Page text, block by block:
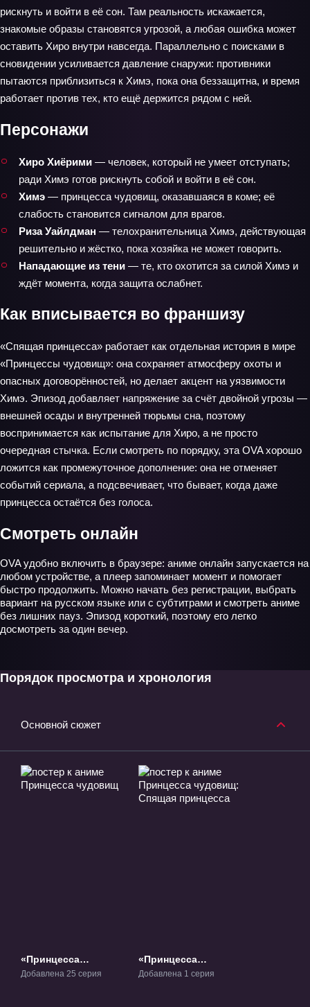
рискнуть и войти в её сон. Там реальность искажается,
знакомые образы становятся угрозой, а любая ошибка может
оставить Хиро внутри навсегда. Параллельно с поисками в
сновидении усиливается давление снаружи: противники
пытаются приблизиться к Химэ, пока она беззащитна, и время
работает против тех, кто ещё держится рядом с ней.
Персонажи
Хиро Хиёрими — человек, который не умеет отступать;
ради Химэ готов рискнуть собой и войти в её сон.
Химэ — принцесса чудовищ, оказавшаяся в коме; её
слабость становится сигналом для врагов.
Риза Уайлдман — телохранительница Химэ, действующая
решительно и жёстко, пока хозяйка не может говорить.
Нападающие из тени — те, кто охотится за силой Химэ и
ждёт момента, когда защита ослабнет.
Как вписывается во франшизу
«Спящая принцесса» работает как отдельная история в мире
«Принцессы чудовищ»: она сохраняет атмосферу охоты и
опасных договорённостей, но делает акцент на уязвимости
Химэ. Эпизод добавляет напряжение за счёт двойной угрозы —
внешней осады и внутренней тюрьмы сна, поэтому
воспринимается как испытание для Хиро, а не просто
очередная стычка. Если смотреть по порядку, эта OVA хорошо
ложится как промежуточное дополнение: она не отменяет
событий сериала, а подсвечивает, что бывает, когда даже
принцесса остаётся без голоса.
Смотреть онлайн
OVA удобно включить в браузере: аниме онлайн запускается на
любом устройстве, а плеер запоминает момент и помогает
быстро продолжить. Можно начать без регистрации, выбрать
вариант на русском языке или с субтитрами и смотреть аниме
без лишних пауз. Эпизод короткий, поэтому его легко
досмотреть за один вечер.
Порядок просмотра и хронология
Основной сюжет
«Принцесса
чудовищ» ТВ-1
Добавлена 25 серия
«Принцесса
чудовищ: Спящая
Добавлена 1 серия